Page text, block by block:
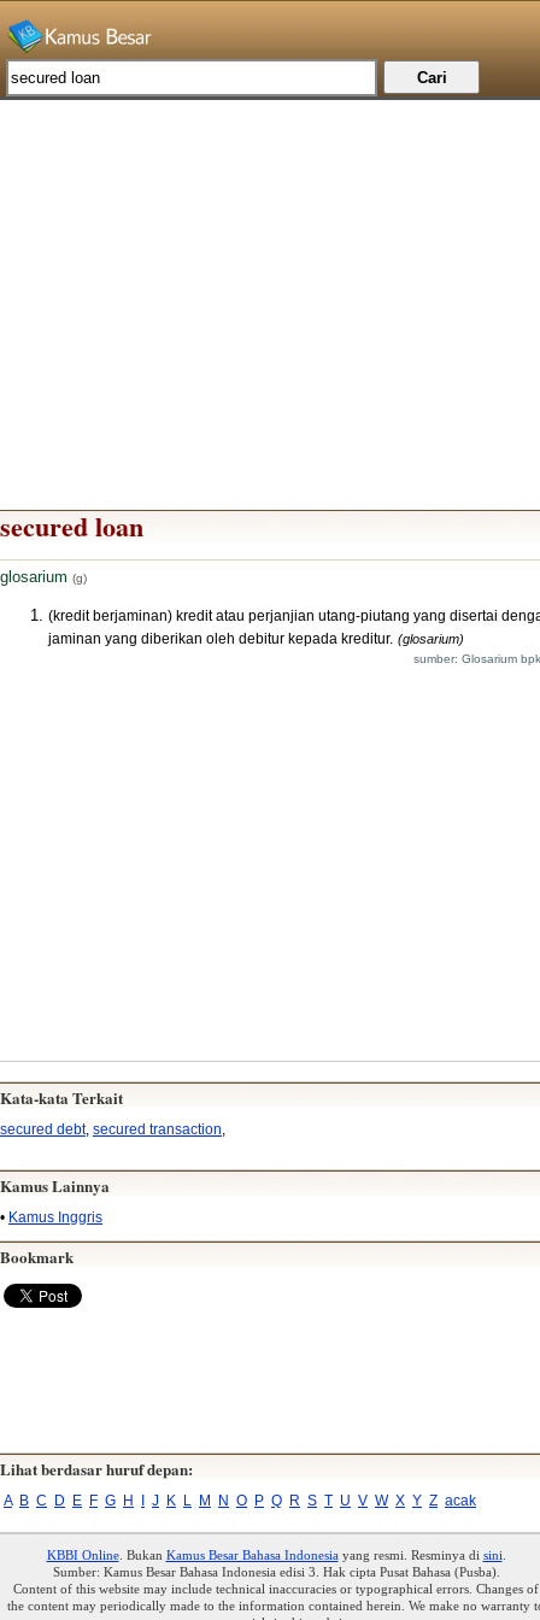
secured loan
glosarium (g)
(kredit berjaminan) kredit atau perjanjian utang-piutang yang disertai
jaminan yang diberikan oleh debitur kepada kreditur. (glosarium)
sumber: Glosarium
Kata-kata Terkait
secured debt, secured transaction
Kamus Lainnya
• Kamus Inggris
Bookmark
Lihat berdasar huruf depan:
A B C D E F G H J K L M N O P Q R S T U V W X Y Z acak
KBBI Online. Bukan Kamus Besar Bahasa Indonesiayang resmi. Resminya di sini
Sumber: Kamus Besar Bahasa Indonesia edisi 3. Hak cipta Pusat Bahasa (Pusba).
Content of this website may include technical inaccuracies or typographical errors. Changes of
the content may periodically made to the information contained herein. We make no warranty